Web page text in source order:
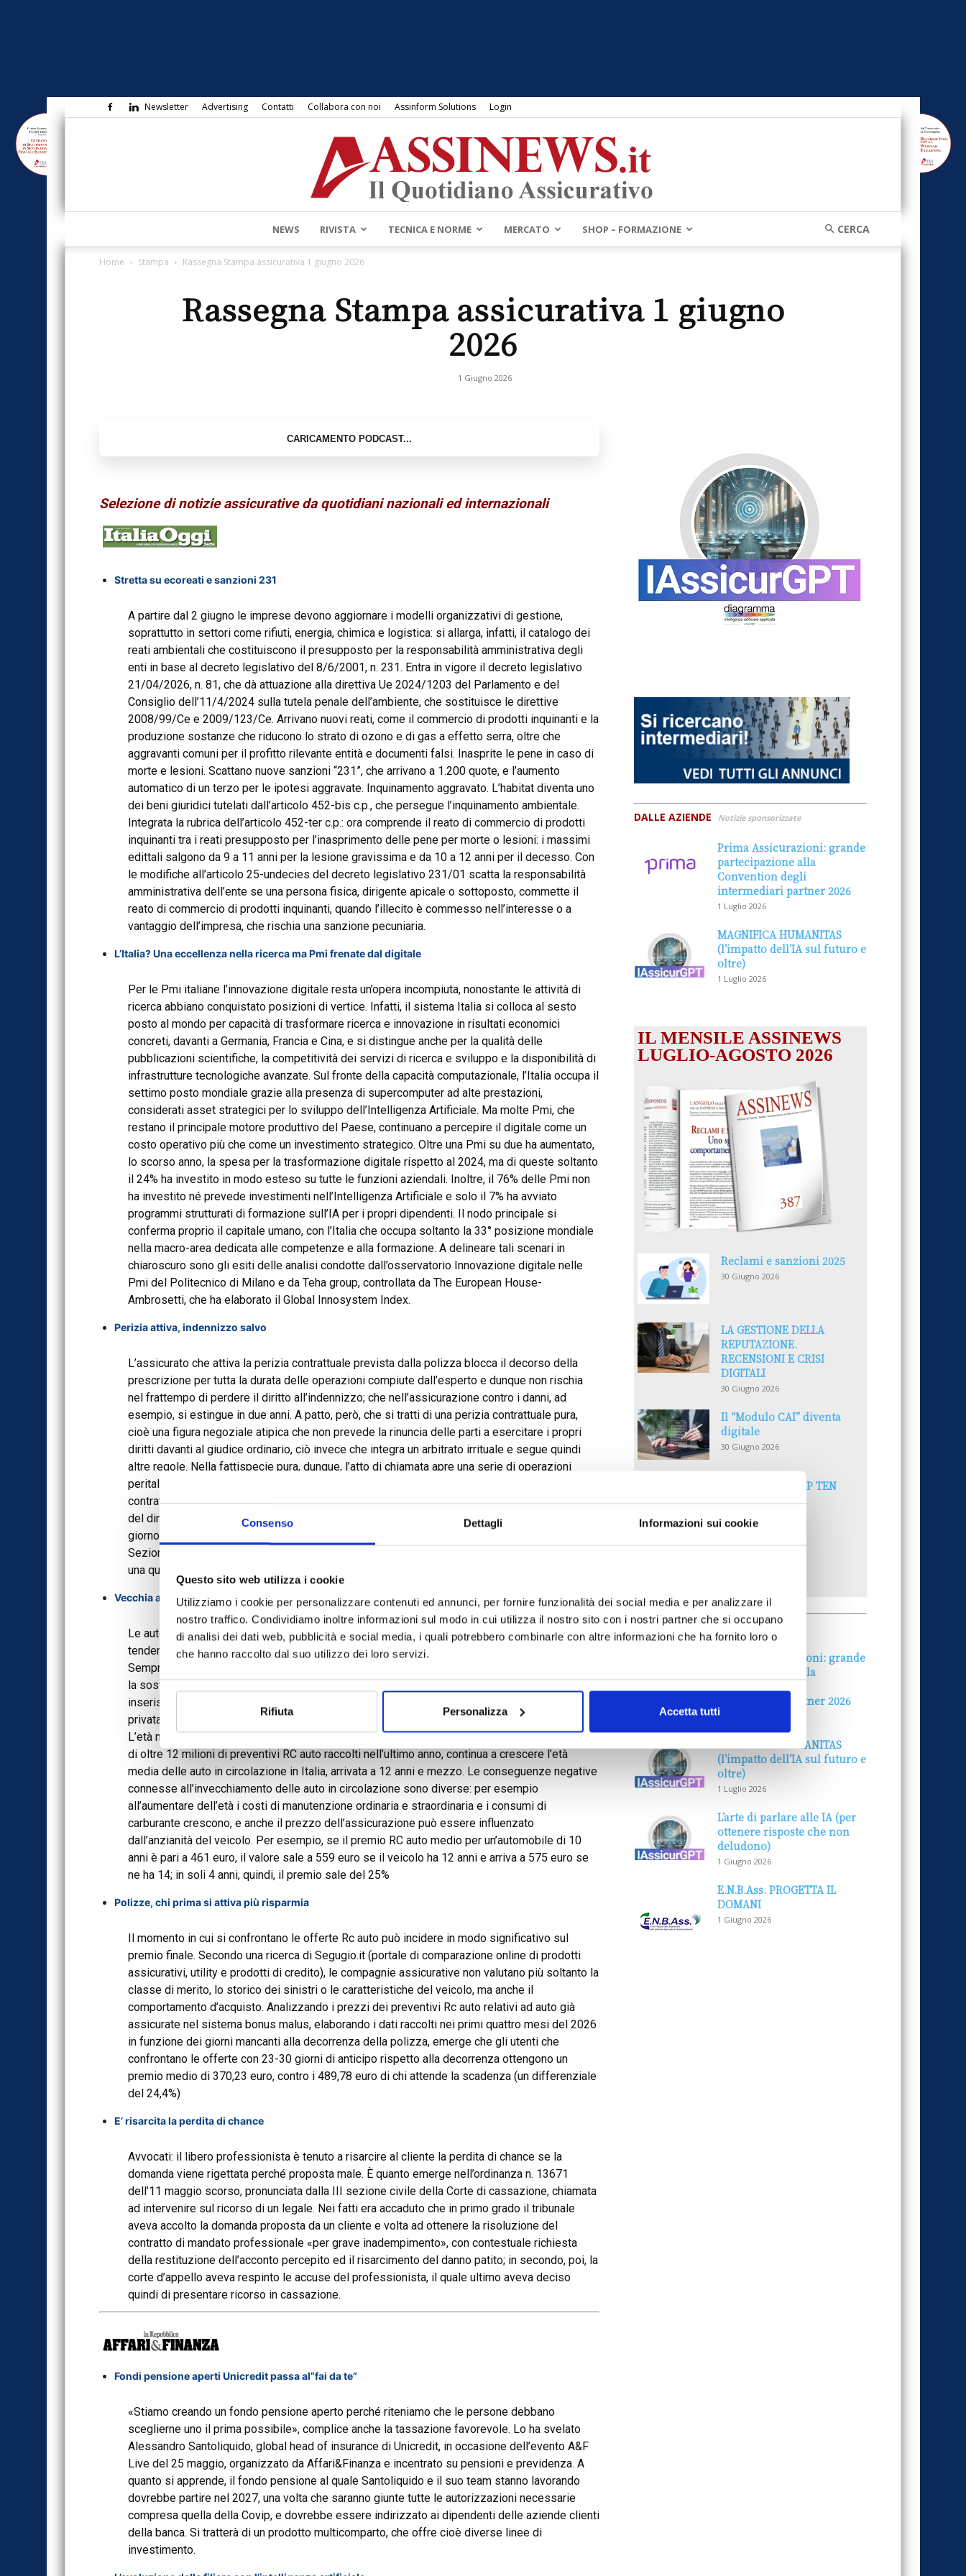
Consenso Dettagli Informazioni sui cookie
Questo sito web utilizza i cookie
Utilizziamo i cookie per personalizzare contenuti ed annunci, per fornire funzionalità dei social media e per analizzare il
nostro traffico. Condividiamo inoltre informazioni sul modo in cui utilizza il nostro sito con i nostri partner che si occupano
di analisi dei dati web, pubblicità e social media, i quali potrebbero combinarle con altre informazioni che ha fornito loro o
che hanno raccolto dal suo utilizzo dei loro servizi.
Rifiuta Personalizza Accetta tutti
Newsletter Advertising Contatti Collabora con noi Assinform Solutions Login
Assinews.it
NEWS RIVISTA TECNICA E NORME MERCATO SHOP – FORMAZIONE
Home Stampa Rassegna Stampa assicurativa 1 giugno 2026
Rassegna Stampa assicurativa 1 giugno
2026
1 Giugno 2026
Selezione di notizie assicurative da quotidiani nazionali ed internazionali
Stretta su ecoreati e sanzioni 231
A partire dal 2 giugno le imprese devono aggiornare i modelli organizzativi di gestione,
soprattutto in settori come rifiuti, energia, chimica e logistica: si allarga, infatti, il catalogo dei
reati ambientali che costituiscono il presupposto per la responsabilità amministrativa degli
enti in base al decreto legislativo del 8/6/2001, n. 231. Entra in vigore il decreto legislativo
21/04/2026, n. 81, che dà attuazione alla direttiva Ue 2024/1203 del Parlamento e del
Consiglio dell’11/4/2024 sulla tutela penale dell’ambiente, che sostituisce le direttive
2008/99/Ce e 2009/123/Ce. Arrivano nuovi reati, come il commercio di prodotti inquinanti e la
produzione sostanze che riducono lo strato di ozono e di gas a effetto serra, oltre che
aggravanti comuni per il profitto rilevante entità e documenti falsi. Inasprite le pene in caso di
morte e lesioni. Scattano nuove sanzioni “231”, che arrivano a 1.200 quote, e l’aumento
automatico di un terzo per le ipotesi aggravate. Inquinamento aggravato. L’habitat diventa uno
dei beni giuridici tutelati dall’articolo 452-bis c.p., che persegue l’inquinamento ambientale.
Integrata la rubrica dell’articolo 452-ter c.p.: ora comprende il reato di commercio di prodotti
inquinanti tra i reati presupposto per l’inasprimento delle pene per morte o lesioni: i massimi
edittali salgono da 9 a 11 anni per la lesione gravissima e da 10 a 12 anni per il decesso. Con
le modifiche all’articolo 25-undecies del decreto legislativo 231/01 scatta la responsabilità
amministrativa dell’ente se una persona fisica, dirigente apicale o sottoposto, commette il
reato di commercio di prodotti inquinanti, quando l’illecito è commesso nell’interesse o a
vantaggio dell’impresa, che rischia una sanzione pecuniaria.
L’Italia? Una eccellenza nella ricerca ma Pmi frenate dal digitale
Per le Pmi italiane l’innovazione digitale resta un’opera incompiuta, nonostante le attività di
ricerca abbiano conquistato posizioni di vertice. Infatti, il sistema Italia si colloca al sesto
posto al mondo per capacità di trasformare ricerca e innovazione in risultati economici
concreti, davanti a Germania, Francia e Cina, e si distingue anche per la qualità delle
pubblicazioni scientifiche, la competitività dei servizi di ricerca e sviluppo e la disponibilità di
infrastrutture tecnologiche avanzate. Sul fronte della capacità computazionale, l’Italia occupa il
settimo posto mondiale grazie alla presenza di supercomputer ad alte prestazioni,
considerati asset strategici per lo sviluppo dell’Intelligenza Artificiale. Ma molte Pmi, che
restano il principale motore produttivo del Paese, continuano a percepire il digitale come un
costo operativo più che come un investimento strategico. Oltre una Pmi su due ha aumentato,
lo scorso anno, la spesa per la trasformazione digitale rispetto al 2024, ma di queste soltanto
il 24% ha investito in modo esteso su tutte le funzioni aziendali. Inoltre, il 76% delle Pmi non
ha investito né prevede investimenti nell’Intelligenza Artificiale e solo il 7% ha avviato
programmi strutturati di formazione sull’IA per i propri dipendenti. Il nodo principale si
conferma proprio il capitale umano, con l’Italia che occupa soltanto la 33° posizione mondiale
nella macro-area dedicata alle competenze e alla formazione. A delineare tali scenari in
chiaroscuro sono gli esiti delle analisi condotte dall’osservatorio Innovazione digitale nelle
Pmi del Politecnico di Milano e da Teha group, controllata da The European House-
Ambrosetti, che ha elaborato il Global Innosystem Index.
Perizia attiva, indennizzo salvo
L’assicurato che attiva la perizia contrattuale prevista dalla polizza blocca il decorso della
prescrizione per tutta la durata delle operazioni compiute dall’esperto e dunque non rischia
nel frattempo di perdere il diritto all’indennizzo; che nell’assicurazione contro i danni, ad
esempio, si estingue in due anni. A patto, però, che si tratti di una perizia contrattuale pura,
cioè una figura negoziale atipica che non prevede la rinuncia delle parti a esercitare i propri
diritti davanti al giudice ordinario, ciò invece che integra un arbitrato irrituale e segue quindi
altre regole. Nella fattispecie pura, dunque, l’atto di chiamata apre una serie di operazioni
peritali che costituiscono una condotta di prolungato adempimento dell’obbligazione
contrattuale: tutto ciò risulta incompatibile con la valutazione normativa sull’inerzia del titolare
del diritto, l’unica che giustifica il decorso della prescrizione; si determina invece giorno dopo
giorno un effetto interruttivo del termine per tutto l’arco delle operazioni. Lo stabiliscono le
Sezioni unite civili della Cassazione con la sentenza n. 11959 del 30/4/2026, che chiarisce
una questione controversa nella giurisprudenza di legittimità
Vecchia auto, quanto mi costi
Le auto che circolano in Italia continuano progressivamente a invecchiare, confermando una
tendenza che negli ultimi anni ha interessato gran parte del parco circolante nazionale.
Sempre più automobilisti scelgono infatti di mantenere il proprio veicolo più a lungo, rinviando
la sostituzione dell’auto e prolungandone il ciclo di utilizzo. Si tratta di un fenomeno che si
inserisce in un contesto caratterizzato dall’aumento generale dei costi legati alla mobilità
privata e da una maggiore attenzione alle spese necessarie per mantenere un’automobile.
L’età media delle auto è in crescita. Secondo uno studio realizzato da Facile.it su un campione
di oltre 12 milioni di preventivi RC auto raccolti nell’ultimo anno, continua a crescere l’età
media delle auto in circolazione in Italia, arrivata a 12 anni e mezzo. Le conseguenze negative
connesse all’invecchiamento delle auto in circolazione sono diverse: per esempio
all’aumentare dell’età i costi di manutenzione ordinaria e straordinaria e i consumi di
carburante crescono, e anche il prezzo dell’assicurazione può essere influenzato
dall’anzianità del veicolo. Per esempio, se il premio RC auto medio per un’automobile di 10
anni è pari a 461 euro, il valore sale a 559 euro se il veicolo ha 12 anni e arriva a 575 euro se
ne ha 14; in soli 4 anni, quindi, il premio sale del 25%
Polizze, chi prima si attiva più risparmia
Il momento in cui si confrontano le offerte Rc auto può incidere in modo significativo sul
premio finale. Secondo una ricerca di Segugio.it (portale di comparazione online di prodotti
assicurativi, utility e prodotti di credito), le compagnie assicurative non valutano più soltanto la
classe di merito, lo storico dei sinistri o le caratteristiche del veicolo, ma anche il
comportamento d’acquisto. Analizzando i prezzi dei preventivi Rc auto relativi ad auto già
assicurate nel sistema bonus malus, elaborando i dati raccolti nei primi quattro mesi del 2026
in funzione dei giorni mancanti alla decorrenza della polizza, emerge che gli utenti che
confrontano le offerte con 23-30 giorni di anticipo rispetto alla decorrenza ottengono un
premio medio di 370,23 euro, contro i 489,78 euro di chi attende la scadenza (un differenziale
del 24,4%)
E’ risarcita la perdita di chance
Avvocati: il libero professionista è tenuto a risarcire al cliente la perdita di chance se la
domanda viene rigettata perché proposta male. È quanto emerge nell’ordinanza n. 13671
dell’11 maggio scorso, pronunciata dalla III sezione civile della Corte di cassazione, chiamata
ad intervenire sul ricorso di un legale. Nei fatti era accaduto che in primo grado il tribunale
aveva accolto la domanda proposta da un cliente e volta ad ottenere la risoluzione del
contratto di mandato professionale «per grave inadempimento», con contestuale richiesta
della restituzione dell’acconto percepito ed il risarcimento del danno patito; in secondo, poi, la
corte d’appello aveva respinto le accuse del professionista, il quale ultimo aveva deciso
quindi di presentare ricorso in cassazione.
Fondi pensione aperti Unicredit passa al”fai da te”
«Stiamo creando un fondo pensione aperto perché riteniamo che le persone debbano
sceglierne uno il prima possibile», complice anche la tassazione favorevole. Lo ha svelato
Alessandro Santoliquido, global head of insurance di Unicredit, in occasione dell’evento A&F
Live del 25 maggio, organizzato da Affari&Finanza e incentrato su pensioni e previdenza. A
quanto si apprende, il fondo pensione al quale Santoliquido e il suo team stanno lavorando
dovrebbe partire nel 2027, una volta che saranno giunte tutte le autorizzazioni necessarie
compresa quella della Covip, e dovrebbe essere indirizzato ai dipendenti delle aziende clienti
della banca. Si tratterà di un prodotto multicomparto, che offre cioè diverse linee di
investimento.
DALLE AZIENDE Notizie sponsorizzate
Prima Assicurazioni: grande
partecipazione alla
Convention degli
intermediari partner 2026
1 Luglio 2026
MAGNIFICA HUMANITAS
(l’impatto dell’IA sul futuro e
oltre)
1 Luglio 2026
IL MENSILE ASSINEWS
LUGLIO-AGOSTO 2026
Reclami e sanzioni 2025
30 Giugno 2026
LA GESTIONE DELLA
REPUTAZIONE.
RECENSIONI E CRISI
DIGITALI
30 Giugno 2026
Il “Modulo CAI” diventa
digitale
30 Giugno 2026
PREMI 2025. I TOP TEN
30 Giugno 2026
DALLE AZIENDE Notizie sponsorizzate
Prima Assicurazioni: grande
partecipazione alla
intermediari partner 2026
1 Luglio 2026
MAGNIFICA HUMANITAS
(l’impatto dell’IA sul futuro e
oltre)
1 Luglio 2026
L’arte di parlare alle IA (per
ottenere risposte che non
deludono)
1 Giugno 2026
E.N.B.Ass. PROGETTA IL
DOMANI
1 Giugno 2026